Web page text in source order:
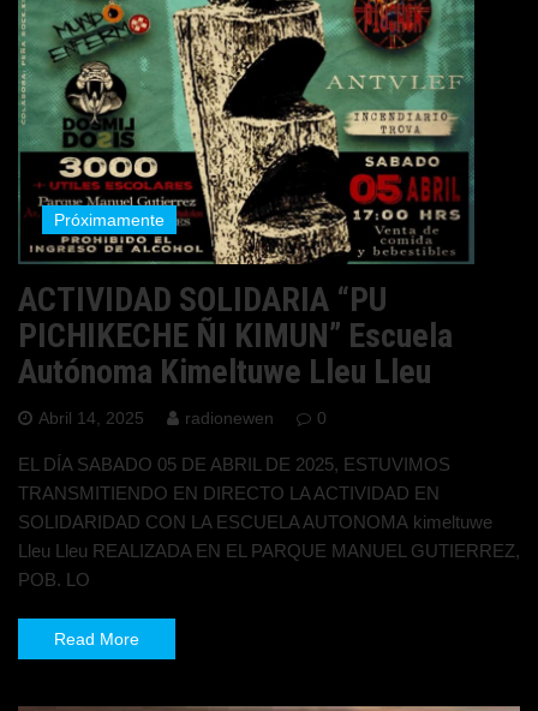
Próximamente
ACTIVIDAD SOLIDARIA “PU
PICHIKECHE ÑI KIMUN” Escuela
Autónoma Kimeltuwe Lleu Lleu
Abril 14, 2025 radionewen 0
EL DÍA SABADO 05 DE ABRIL DE 2025, ESTUVIMOS
TRANSMITIENDO EN DIRECTO LA ACTIVIDAD EN
SOLIDARIDAD CON LA ESCUELA AUTONOMA kimeltuwe
Lleu Lleu REALIZADA EN EL PARQUE MANUEL GUTIERREZ,
POB. LO
Read More